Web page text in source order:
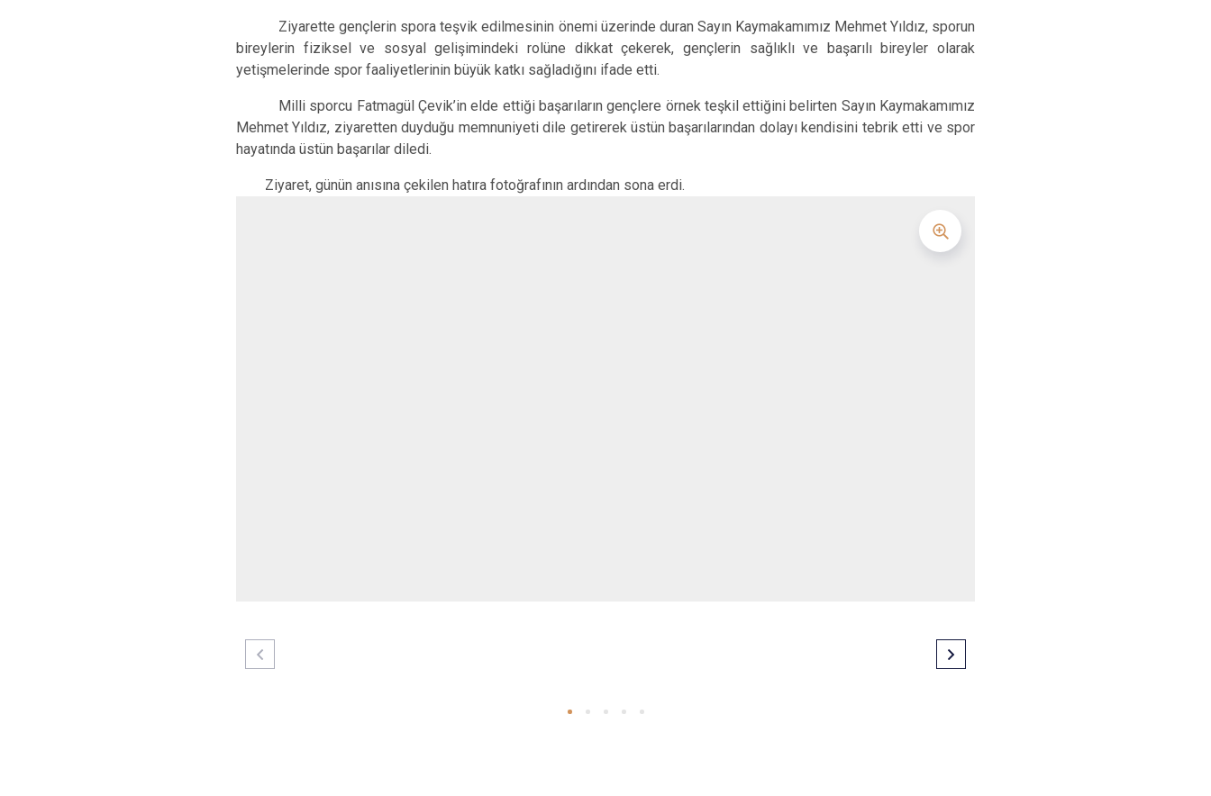
Şarkikaraağaç
Aksu
Ziyarette gençlerin spora teşvik edilmesinin önemi üzerinde duran Sayın Kaymakamımız Mehmet Yıldız, sporun
bireylerin fiziksel ve sosyal gelişimindeki rolüne dikkat çekerek, gençlerin sağlıklı ve başarılı bireyler olarak
yetişmelerinde spor faaliyetlerinin büyük katkı sağladığını ifade etti.
Milli sporcu Fatmagül Çevik’in elde ettiği başarıların gençlere örnek teşkil ettiğini belirten Sayın Kaymakamımız
Mehmet Yıldız, ziyaretten duyduğu memnuniyeti dile getirerek üstün başarılarından dolayı kendisini tebrik etti ve spor
hayatında üstün başarılar diledi.
Ziyaret, günün anısına çekilen hatıra fotoğrafının ardından sona erdi.